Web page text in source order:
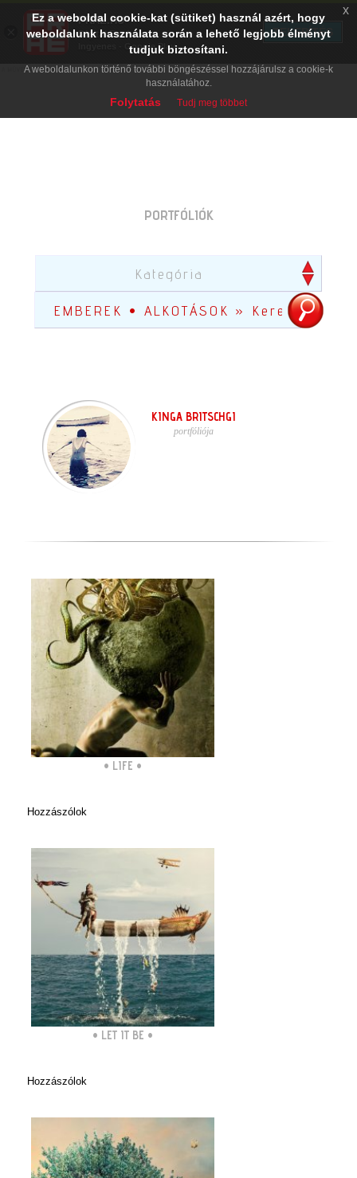
PORTFÓLIÓK
Kategória
KINGA BRITSCHGI
portfóliója
• LIFE •
Hozzászólok
• LET IT BE •
Hozzászólok
Ez a weboldal cookie-kat (sütiket) használ azért, hogy
weboldalunk használata során a lehető legjobb élményt
tudjuk biztosítani.
A weboldalunkon történő további böngészéssel hozzájárulsz a cookie-k
használatához.
Folytatás Tudj meg többet
x
PRAE.HU
Digital Evolution
Ingyenes - Google Play
TELEPÍTÉS